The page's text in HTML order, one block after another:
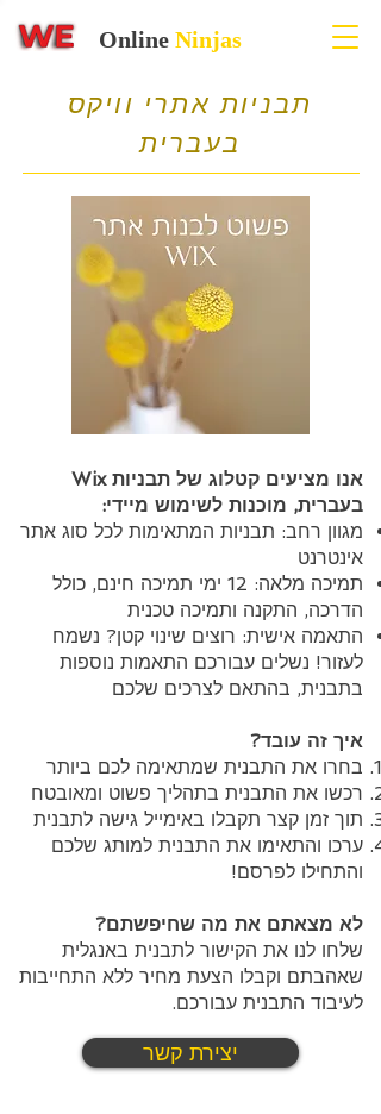
Online Ninjas
תבניות אתרי וויקס
בעברית
אנו מציעים קטלוג של תבניות Wix
בעברית, מוכנות לשימוש מיידי:
מגוון רחב: תבניות המתאימות לכל סוג אתר
אינטרנט
תמיכה מלאה: 12 ימי תמיכה חינם, כולל
הדרכה, התקנה ותמיכה טכנית
התאמה אישית: רוצים שינוי קטן? נשמח
לעזור! נשלים עבורכם התאמות נוספות
בתבנית, בהתאם לצרכים שלכם
איך זה עובד?
בחרו את התבנית שמתאימה לכם ביותר
רכשו את התבנית בתהליך פשוט ומאובטח
תוך זמן קצר תקבלו באימייל גישה לתבנית
ערכו והתאימו את התבנית למותג שלכם
והתחילו לפרסם!
לא מצאתם את מה שחיפשתם?
שלחו לנו את הקישור לתבנית באנגלית
שאהבתם וקבלו הצעת מחיר ללא התחייבות
לעיבוד התבנית עבורכם.
יצירת קשר